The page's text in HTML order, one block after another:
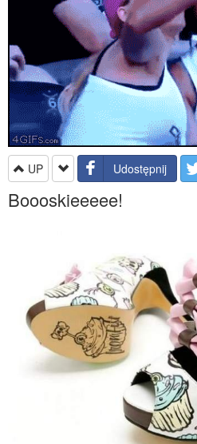
UP Udostępnij
Boooskieeeee!